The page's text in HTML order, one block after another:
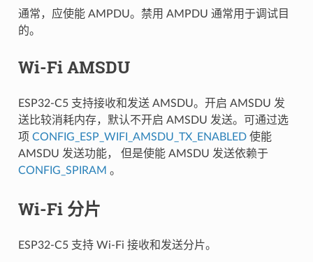
通常，应使能 AMPDU。禁用 AMPDU 通常用于调试目
的。
Wi-Fi AMSDU
ESP32-C5 支持接收和发送 AMSDU。开启 AMSDU 发
送比较消耗内存，默认不开启 AMSDU 发送。可通过选
项 CONFIG_ESP_WIFI_AMSDU_TX_ENABLED使能
AMSDU 发送功能， 但是使能 AMSDU 发送依赖于
CONFIG_SPIRAM 。
Wi-Fi 分片
ESP32-C5 支持 Wi-Fi 接收和发送分片。